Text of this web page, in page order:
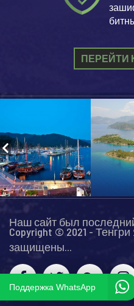
ПЕРЕЙТИ
Наш сайт был
Copyright © 2021 -
защищены...
Поддержка WhatsApp